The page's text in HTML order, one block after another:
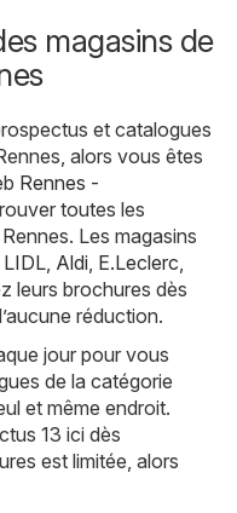
magasins de
et catalogues
alors vous êtes
Rennes -
toutes les
Les magasins
LIDL, Aldi, E.Leclerc,
leurs brochures dès
réduction.
jour pour vous
de la catégorie
et même endroit.
13 ici dès
est limitée, alors